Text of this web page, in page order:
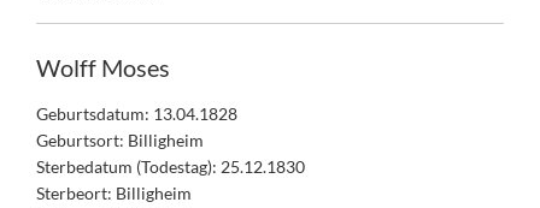
Wolff Moses
Geburtsdatum: 13.04.1828
Geburtsort: Billigheim
Sterbedatum (Todestag): 25.12.1830
Sterbeort: Billigheim